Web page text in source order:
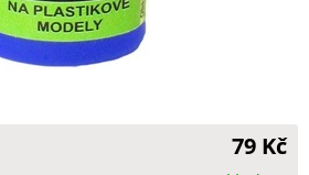
79 Kč